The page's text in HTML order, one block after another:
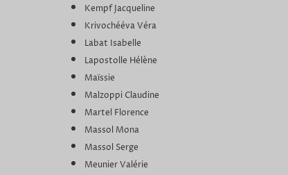
Kempf Jacqueline
Krivochééva Véra
Labat Isabelle
Lapostolle Hélène
Maïssie
Malzoppi Claudine
Martel Florence
Massol Mona
Massol Serge
Meunier Valérie